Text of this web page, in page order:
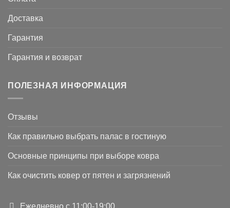
Доставка
Гарантия
Гарантия и возврат
ПОЛЕЗНАЯ ИНФОРМАЦИЯ
Отзывы
Как правильно выбрать палас в гостиную
Основные принципы при выборе ковра
Как очистить ковер от пятен и загрязнений
Ежедневно с 11:00-19:00